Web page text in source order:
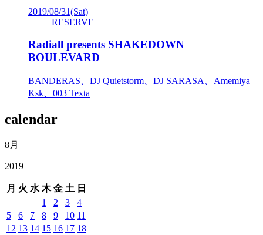
2019/08/31(Sat)
RESERVE
Radiall presents SHAKEDOWN
BOULEVARD
BANDERAS、DJ Quietstorm、DJ SARASA、Amemiya
Ksk、003 Texta
calendar
8月
2019
月 火 水 木 金 土 日
1 2 3
4
5
6 7 8 9 10 11
12 13 14 15 16 17 18